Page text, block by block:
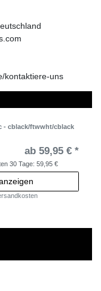
kontaktiere-uns
- cblack/ftwwht/cblack
ab 59,95 € *
30 Tage:59,95 €